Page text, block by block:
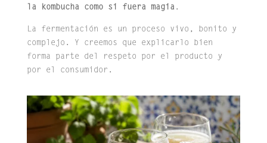
la kombucha como si fuera magia .
La fermentación es un proceso vivo, bonito y
complejo. Y creemos que explicarlo bien
forma parte del respeto por el producto y
por el consumidor.